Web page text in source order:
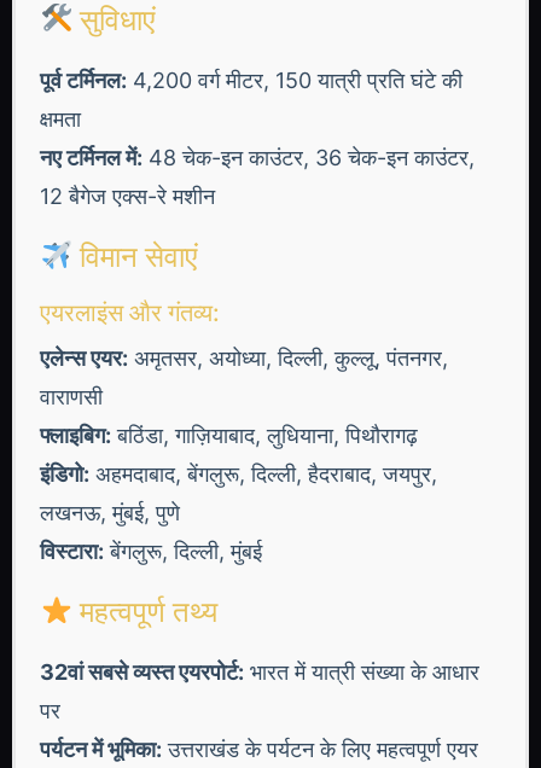
सुविधाएं
पूर्व टर्मिनल: 4,200 वर्ग मीटर, 150 यात्री प्रति घंटे की
क्षमता
नए टर्मिनल में: 48 चेक-इन काउंटर, 36 चेक-इन काउंटर,
12 बैगेज एक्स-रे मशीन
विमान सेवाएं
एयरलाइंस और गंतव्य:
एलेन्स एयर: अमृतसर, अयोध्या, दिल्ली, कुल्लू, पंतनगर,
वाराणसी
फ्लाइबिग: बठिंडा, गाज़ियाबाद, लुधियाना, पिथौरागढ़
इंडिगो: अहमदाबाद, बेंगलुरू, दिल्ली, हैदराबाद, जयपुर,
लखनऊ, मुंबई, पुणे
विस्टारा: बेंगलुरू, दिल्ली, मुंबई
महत्वपूर्ण तथ्य
32वां सबसे व्यस्त एयरपोर्ट: भारत में यात्री संख्या के आधार
पर
पर्यटन में भूमिका: उत्तराखंड के पर्यटन के लिए महत्वपूर्ण एयर